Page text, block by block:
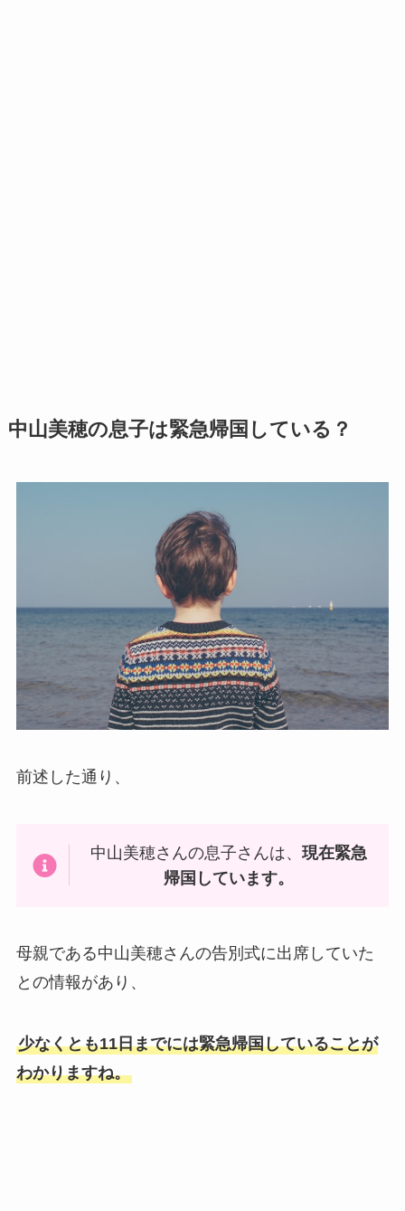
中山美穂の息子は緊急帰国している？
前述した通り、
中山美穂さんの息子さんは、現在緊急
帰国しています。
母親である中山美穂さんの告別式に出席していた
との情報があり、
少なくとも11日までには緊急帰国していることが
わかりますね。